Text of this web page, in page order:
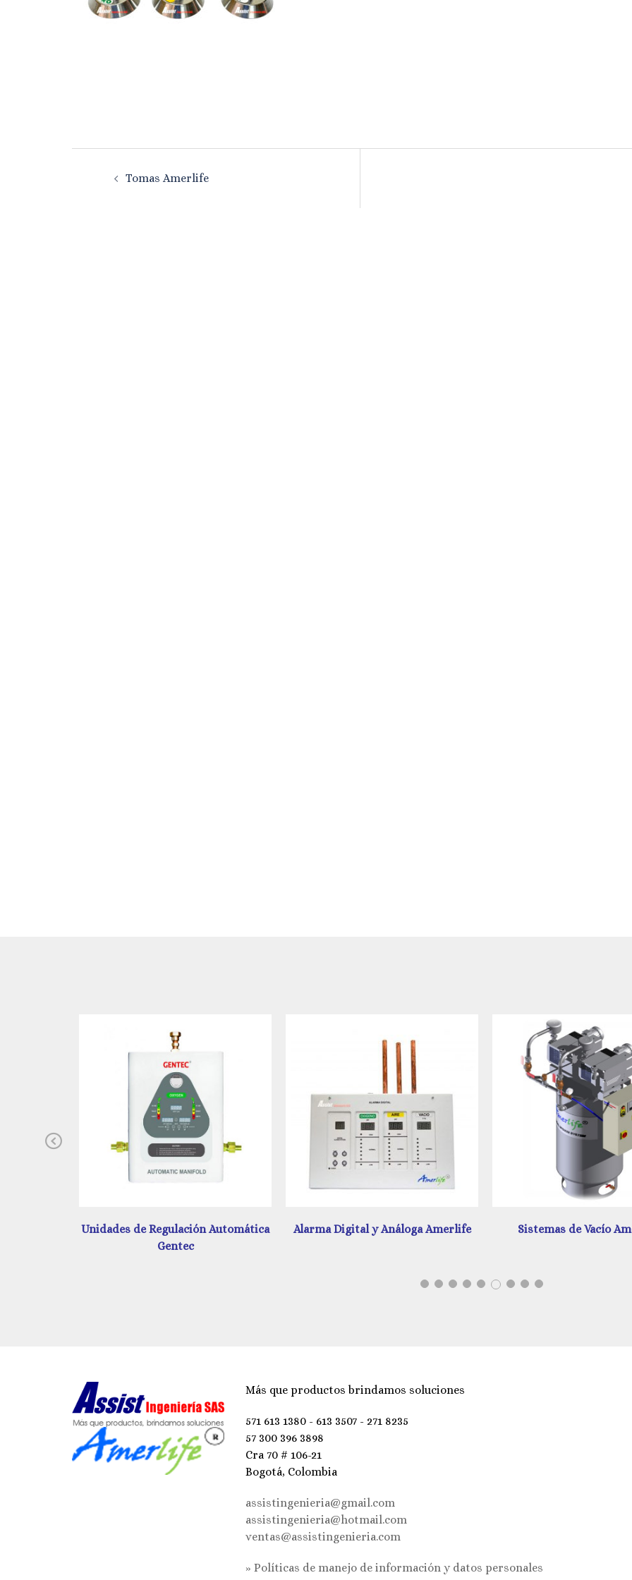
Navegación
Tomas Amerlife
Previous
Alarma Digital y Análoga Amerlife Sistemas de Vacío Amerlife Unidad de Regulación
Más que productos brindamos soluciones
571 613 1380 - 613 3507 - 271 8235
57 300 396 3898
Cra 70 # 106-21
Bogotá, Colombia
assistingenieria@gmail.com
assistingenieria@hotmail.com
ventas@assistingenieria.com
» Políticas de manejo de información y datos personales